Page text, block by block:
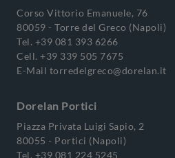
Corso Vittorio Emanuele, 76
80059 - Torre del Greco (Napoli)
Tel. +39 081 393 6266
Cell. +39 339 505 7675
E-Mail torredelgreco@dorelan.it
Dorelan Portici
Piazza Privata Luigi Sapio, 2
80055 - Portici (Napoli)
Tel. +39 081 224 5245